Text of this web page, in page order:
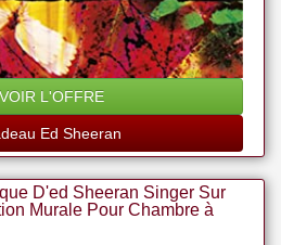
VOIR L'OFFRE
Ed Sheeran
D'ed Sheeran Singer Sur
Murale Pour Chambre à